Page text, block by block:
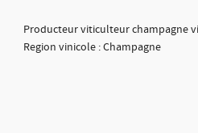
Producteur viticulteur champagne
Region vinicole : Champagne